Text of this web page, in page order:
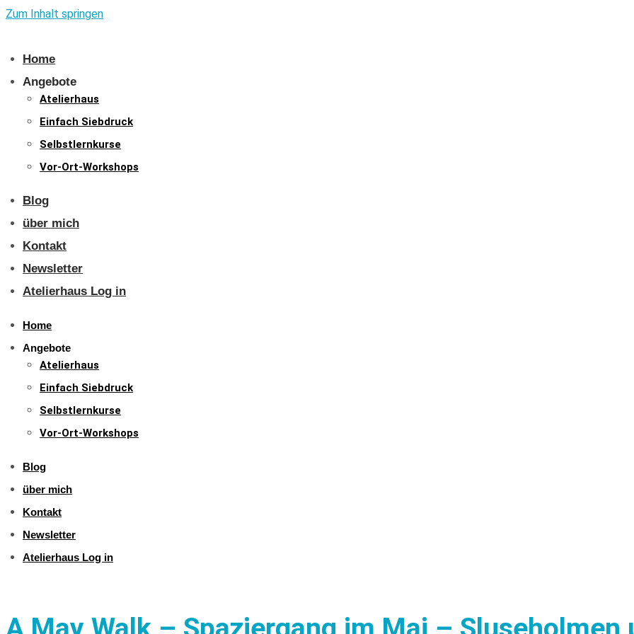
Zum Inhalt springen
Home
Angebote
Atelierhaus
Einfach Siebdruck
Selbstlernkurse
Vor-Ort-Workshops
Blog
über mich
Kontakt
Newsletter
Atelierhaus Log in
Home
Angebote
Atelierhaus
Einfach Siebdruck
Selbstlernkurse
Vor-Ort-Workshops
Blog
über mich
Kontakt
Newsletter
Atelierhaus Log in